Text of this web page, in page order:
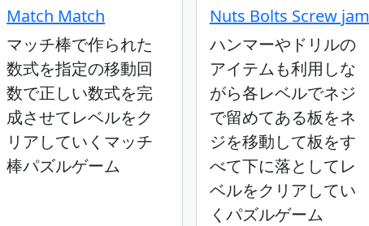
Match Match
マッチ棒で作られた
数式を指定の移動回
数で正しい数式を完
成させてレベルをク
リアしていくマッチ
棒パズルゲーム
Nuts Bolts Screw jam
ハンマーやドリルの
アイテムも利用しな
がら各レベルでネジ
で留めてある板をネ
ジを移動して板をす
べて下に落としてレ
ベルをクリアしてい
くパズルゲーム